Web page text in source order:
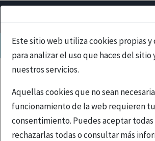
Este sitio web utiliza cookies propias y
para analizar el uso que haces del sitio
nuestros servicios.
Aquellas cookies que no sean
funcionamiento de la web requieren tu
consentimiento. Puedes aceptar todas
rechazarlas todas o consultar más